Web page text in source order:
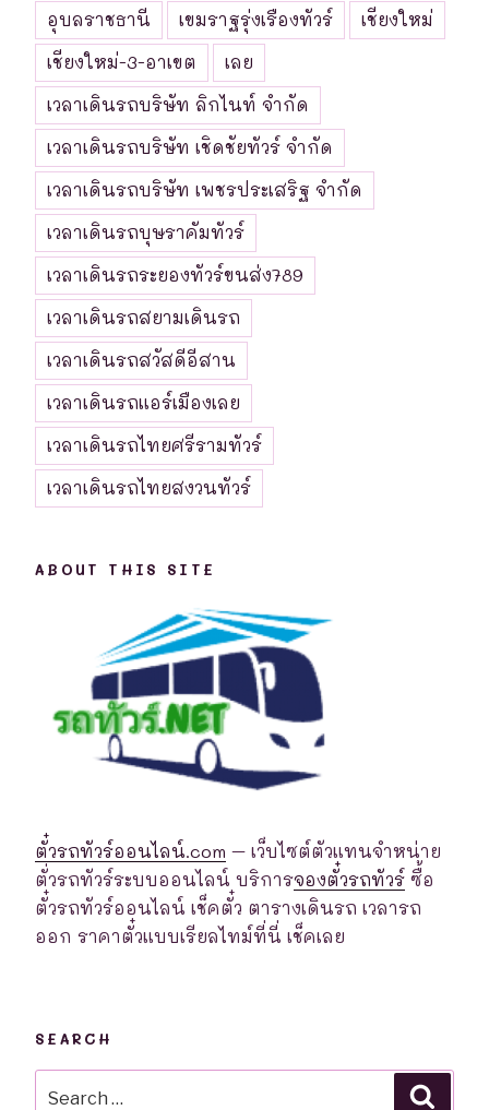
อุบลราชธานี
เขมราฐรุ่งเรืองทัวร์
เชียงใหม่
เชียงใหม่-3-อาเขต
เลย
เวลาเดินรถบริษัท ลิกไนท์ จำกัด
เวลาเดินรถบริษัท เชิดชัยทัวร์ จำกัด
เวลาเดินรถบริษัท เพชรประเสริฐ จำกัด
เวลาเดินรถบุษราคัมทัวร์
เวลาเดินรถระยองทัวร์ขนส่ง789
เวลาเดินรถสยามเดินรถ
เวลาเดินรถสวัสดีอีสาน
เวลาเดินรถแอร์เมืองเลย
เวลาเดินรถไทยศรีรามทัวร์
เวลาเดินรถไทยสงวนทัวร์
ABOUT THIS SITE
ตั๋วรถทัวร์ออนไลน์.com – เว็บไซต์ตัวแทนจำหน่าย
ตั่วรถทัวร์ระบบออนไลน์ บริการจองตั๋วรถทัวร์ ซื้อ
ตั๋วรถทัวร์ออนไลน์ เช็คตั๋ว ตารางเดินรถ เวลารถ
ออก ราคาตั๋วแบบเรียลไทม์ที่นี่ เช็คเลย
SEARCH